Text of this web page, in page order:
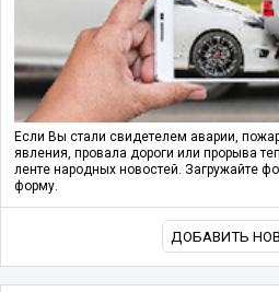
Если Вы стали свидетелем аварии,
явления, провала дороги или прорыва
ленте народных новостей. Загружайте
форму.
ДОБАВИТЬ